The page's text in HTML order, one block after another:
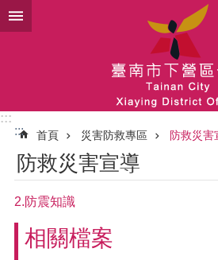
跳到主要內容區塊
:::
:::
首頁 災害防救專區 防救災害
防救災害宣導
2.防震知識
相關檔案